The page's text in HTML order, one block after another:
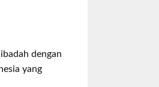
dengan
yang